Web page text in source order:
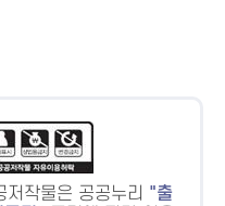
작물은 공공누리
출